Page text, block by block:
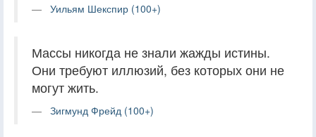
Уильям Шекспир (100+)
Массы никогда не знали жажды истины.
Они требуют иллюзий, без которых они не
могут жить.
Зигмунд Фрейд (100+)